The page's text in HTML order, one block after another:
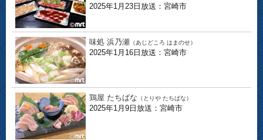
2025年1月23日放送：宮崎市
味処 浜乃瀬 （あじどころ はまのせ）
2025年1月16日放送：宮崎市
鶏屋 たちばな （とりや たちばな）
2025年1月9日放送：宮崎市